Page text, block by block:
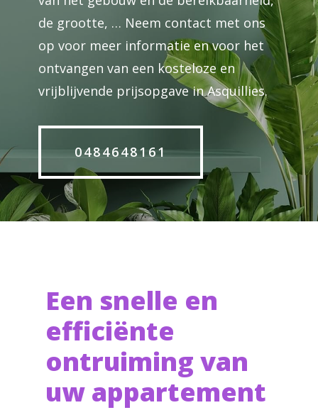
de grootte, … Neem contact met ons
op voor meer informatie en voor het
ontvangen van een kosteloze en
vrijblijvende prijsopgave in Asquillies.
0484648161
Een snelle en
efficiënte
ontruiming van
uw appartement